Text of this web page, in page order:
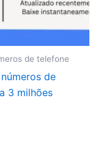
de telefone
de
3 milhões